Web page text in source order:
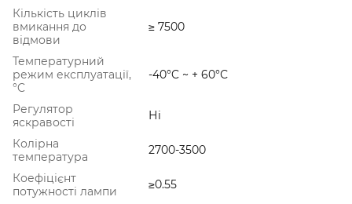
Кількість циклів
вмикання до
відмови
≥ 7500
Температурний
режим експлуатації,
°C
-40°C ~ + 60°С
Регулятор
яскравості
Ні
Колірна
температура
2700-3500
Коефіцієнт
потужності лампи
≥0.55